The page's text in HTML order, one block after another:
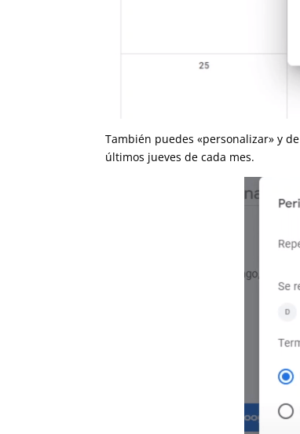
los últimos jueves de cada mes.